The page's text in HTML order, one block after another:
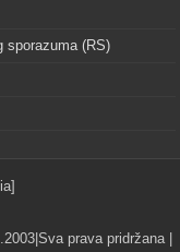
sporazuma (RS)
]
prava pridržana |